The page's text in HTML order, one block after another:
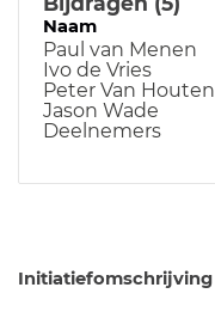
Naam
Paul van Menen
Ivo de Vries
Peter Van Houten
Jason Wade
Deelnemers
Initiatiefomschrijving